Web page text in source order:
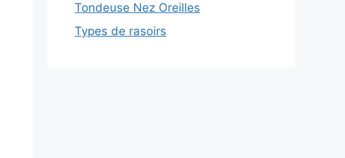
Tondeuse Nez Oreilles
Types de rasoirs